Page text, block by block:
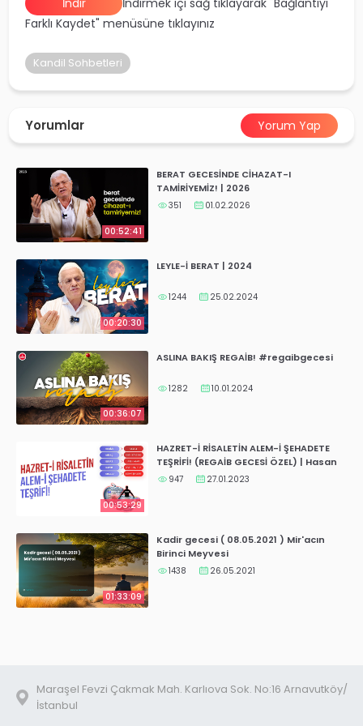
İndir
İndirmek içi sağ tıklayarak "Bağlantıyı
Farklı Kaydet" menüsüne tıklayınız
Kandil Sohbetleri
Yorumlar Yorum Yap
00:52:41
BERAT GECESİNDE CİHAZAT-I
TAMİRİYEMİZ! | 2026
351 01.02.2026
00:20:30
LEYLE-İ BERAT | 2024
1244 25.02.2024
00:36:07
ASLINA BAKIŞ REGAİB! #regaibgecesi
1282 10.01.2024
00:53:29
HAZRET-İ RİSALETİN ALEM-İ ŞEHADETE
TEŞRİFİ! (REGAİB GECESİ ÖZEL) | Hasan
Akar
947 27.01.2023
01:33:09
Kadir gecesi ( 08.05.2021 ) Mir'acın
Birinci Meyvesi
1438 26.05.2021
Maraşel Fevzi Çakmak Mah. Karlıova Sok. No:16 Arnavutköy/
İstanbul